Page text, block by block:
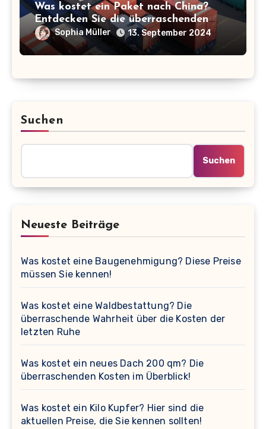
Was kostet ein Paket nach China?
Entdecken Sie die überraschenden
Preise und Anbieter!
Sophia Müller 13. September 2024
Suchen
Suchen
Neueste Beiträge
Was kostet eine Baugenehmigung? Diese Preise
müssen Sie kennen!
Was kostet eine Waldbestattung? Die
überraschende Wahrheit über die Kosten der
letzten Ruhe
Was kostet ein neues Dach 200 qm? Die
überraschenden Kosten im Überblick!
Was kostet ein Kilo Kupfer? Hier sind die
aktuellen Preise, die Sie kennen sollten!